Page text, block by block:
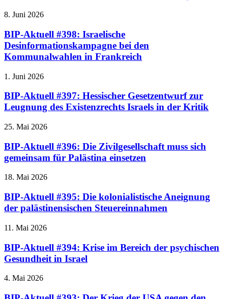
8. Juni 2026
BIP-Aktuell #398: Israelische
Desinformationskampagne bei den
Kommunalwahlen in Frankreich
1. Juni 2026
BIP-Aktuell #397: Hessischer Gesetzentwurf zur
Leugnung des Existenzrechts Israels in der Kritik
25. Mai 2026
BIP-Aktuell #396: Die Zivilgesellschaft muss sich
gemeinsam für Palästina einsetzen
18. Mai 2026
BIP-Aktuell #395: Die kolonialistische Aneignung
der palästinensischen Steuereinnahmen
11. Mai 2026
BIP-Aktuell #394: Krise im Bereich der psychischen
Gesundheit in Israel
4. Mai 2026